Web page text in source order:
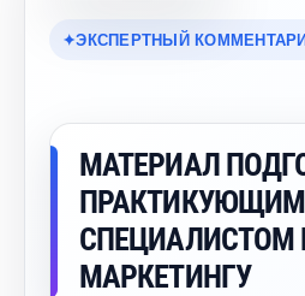
ЭКСПЕРТНЫЙ
МАТЕРИАЛ
ПРАКТИКУЮЩИМ
СПЕЦИАЛИСТОМ
МАРКЕТИНГУ